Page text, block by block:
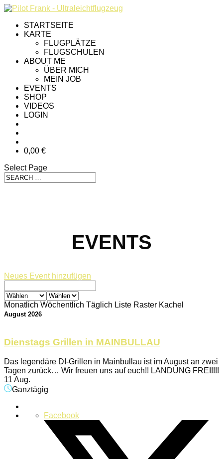
STARTSEITE
KARTE
FLUGPLÄTZE
FLUGSCHULEN
ABOUT ME
ÜBER MICH
MEIN JOB
EVENTS
SHOP
VIDEOS
LOGIN
0,00 €
Select Page
EVENTS
Neues Event hinzufügen
Monatlich Wöchentlich Täglich Liste Raster Kachel
August 2026
Dienstags Grillen in MAINBULLAU
Das legendäre DI-Grillen in Mainbullau ist im August an zwei
Tagen zurück… Wir freuen uns auf euch!! LANDUNG FREI!!!!
11 Aug.
Ganztägig
Facebook